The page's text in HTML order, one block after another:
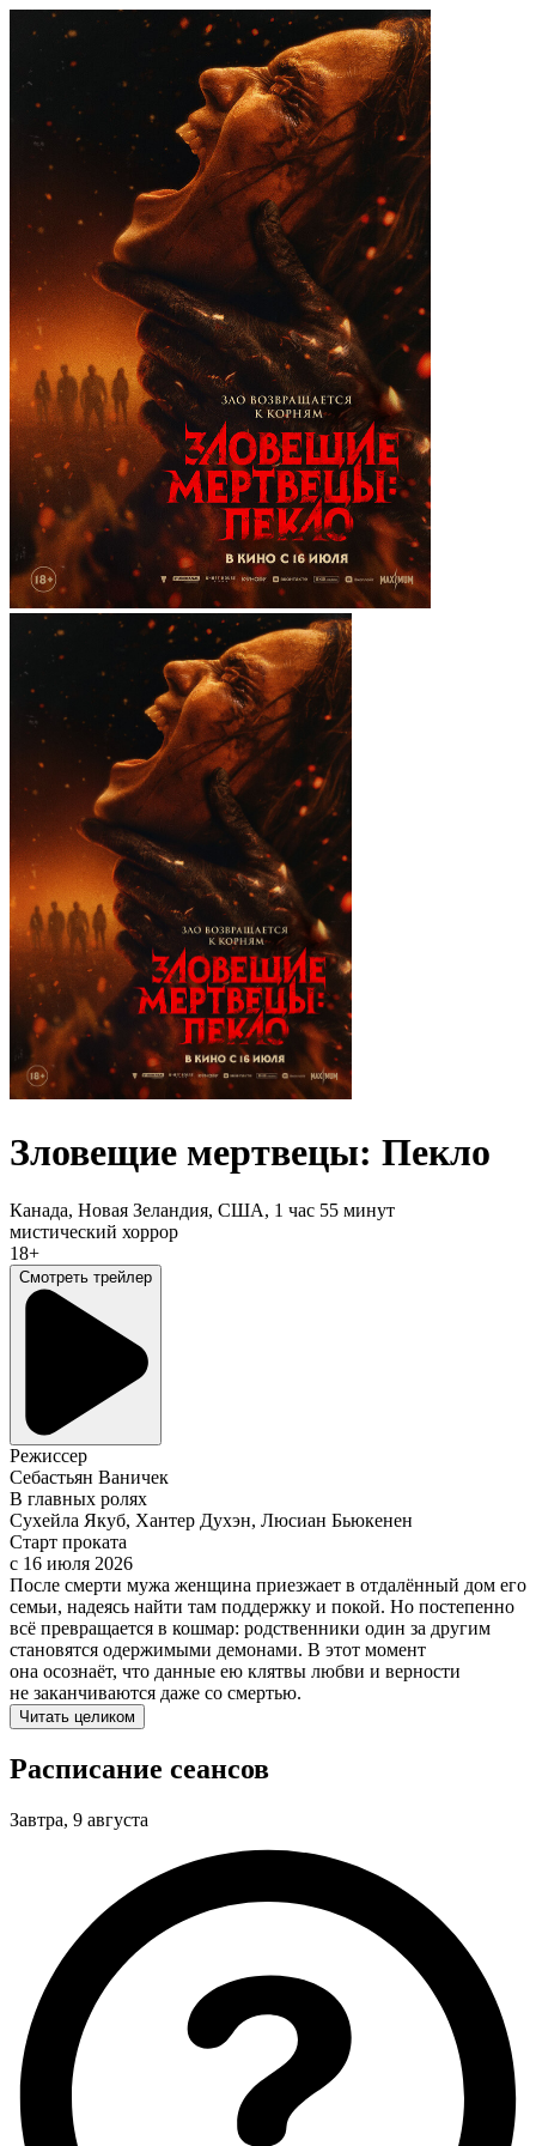
Зловещие мертвецы: Пекло
Канада, Новая Зеландия, США, 1 час 55 минут
мистический хоррор
18+
Смотреть трейлер
Режиссер
Себастьян Ваничек
В главных ролях
Сухейла Якуб, Хантер Духэн, Люсиан Бьюкенен
Старт проката
c 16 июля 2026
После смерти мужа женщина приезжает в отдалённый дом его
семьи, надеясь найти там поддержку и покой. Но постепенно
всё превращается в кошмар: родственники один за другим
становятся одержимыми демонами. В этот момент
она осознаёт, что данные ею клятвы любви и верности
не заканчиваются даже со смертью.
Читать целиком
Расписание сеансов
Завтра, 9 августа